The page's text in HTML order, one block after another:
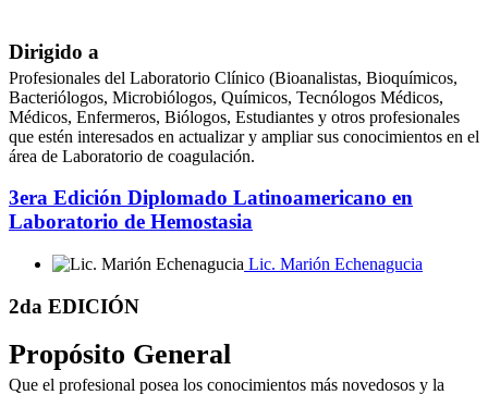
Dirigido a
Profesionales del Laboratorio Clínico (Bioanalistas, Bioquímicos,
Bacteriólogos, Microbiólogos, Químicos, Tecnólogos Médicos,
Médicos, Enfermeros, Biólogos, Estudiantes y otros profesionales
que estén interesados en actualizar y ampliar sus conocimientos en el
área de Laboratorio de coagulación.
3era Edición Diplomado Latinoamericano en
Laboratorio de Hemostasia
Lic. Marión Echenagucia
2da EDICIÓN
Propósito General
Que el profesional posea los conocimientos más novedosos y la